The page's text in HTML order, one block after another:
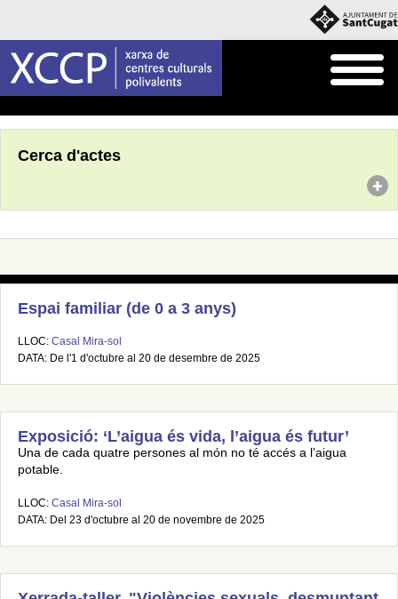
Cerca d'actes
Espai familiar (de 0 a 3 anys)
LLOC: Casal Mira-sol
DATA: De l'1 d'octubre al 20 de desembre de 2025
Exposició: ‘L’aigua és vida, l’aigua és futur’
Una de cada quatre persones al món no té accés a l’aigua
potable.
LLOC: Casal Mira-sol
DATA: Del 23 d'octubre al 20 de novembre de 2025